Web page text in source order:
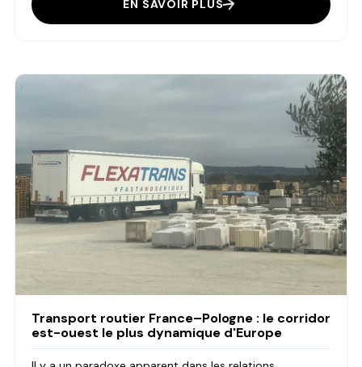
EN SAVOIR PLUS
Transport routier France–Pologne : le corridor
est-ouest le plus dynamique d'Europe